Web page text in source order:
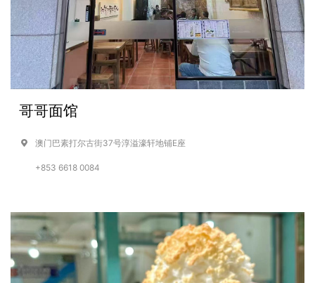
哥哥面馆
澳门巴素打尔古街37号淳溢濠轩地铺E座
+853 6618 0084